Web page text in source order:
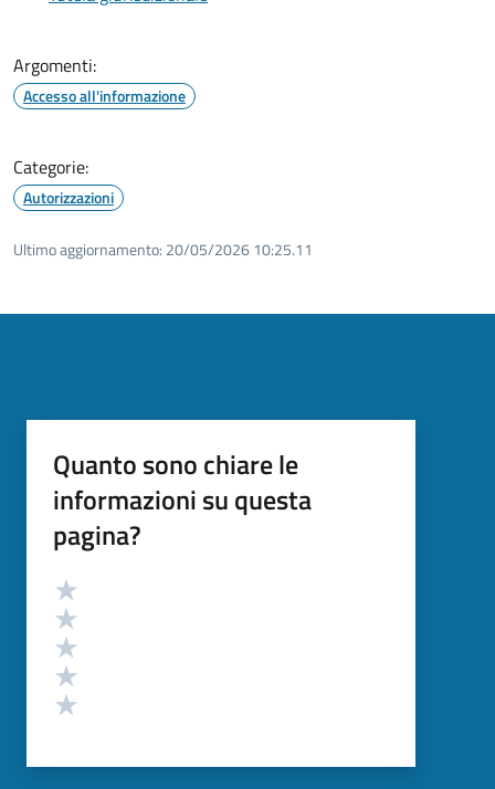
Argomenti:
Accesso all'informazione
Categorie:
Autorizzazioni
Ultimo aggiornamento: 20/05/2026 10:25.11
Quanto sono chiare le
informazioni su questa
pagina?
Valutazione